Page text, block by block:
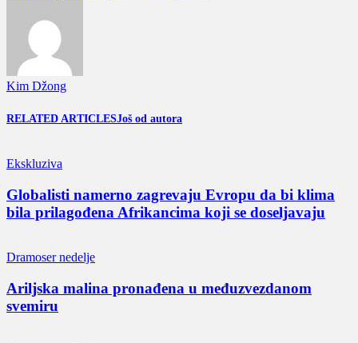
Kim Džong
RELATED ARTICLESJoš od autora
Ekskluziva
Globalisti namerno zagrevaju Evropu da bi klima
bila prilagođena Afrikancima koji se doseljavaju
Dramoser nedelje
Ariljska malina pronađena u međuzvezdanom
svemiru